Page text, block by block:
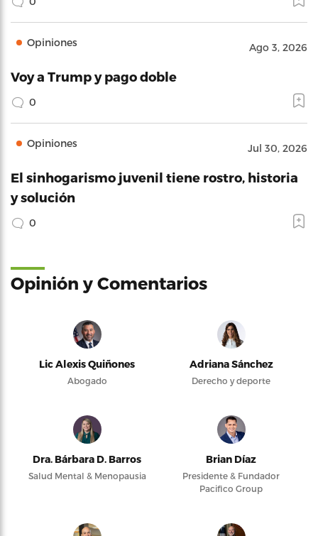
Opiniones Ago 3, 2026
Voy a Trump y pago doble
0
Opiniones Jul 30, 2026
El sinhogarismo juvenil tiene rostro, historia
y solución
0
Opinión y Comentarios
Lic Alexis Quiñones
Abogado
Adriana Sánchez
Derecho y deporte
Dra. Bárbara D. Barros
Salud Mental & Menopausia
Brian Díaz
Presidente & Fundador
Pacifico Group